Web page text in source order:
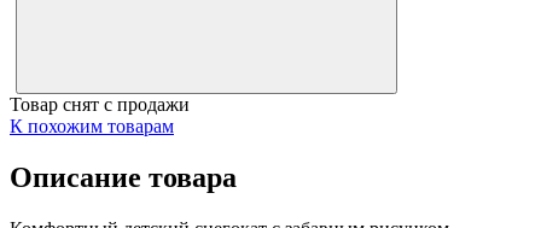
Товар снят с продажи
К похожим товарам
Описание товара